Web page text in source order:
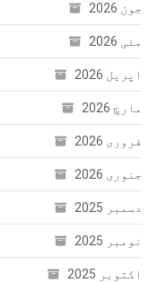
جون 2026
مئی 2026
اپریل 2026
مارچ 2026
فروری 2026
جنوری 2026
دسمبر 2025
نومبر 2025
اکتوبر 2025